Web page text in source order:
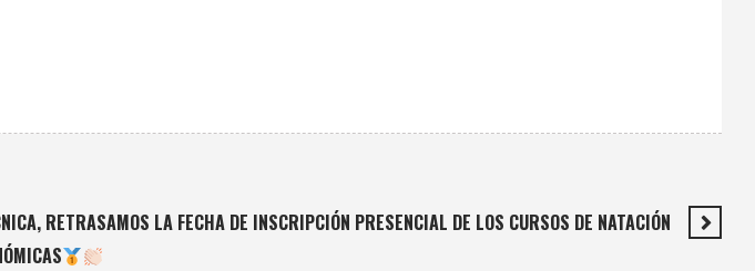
RETRASAMOS LA FECHA DE INSCRIPCIÓN PRESENCIAL DE LOS CURSOS DE NATACIÓN